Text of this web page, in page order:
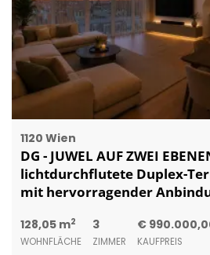
1120 Wien
DG - JUWEL AUF ZWEI
lichtdurchflutete Duplex-
mit hervorragender
128,05 m2
WOHNFLÄCHE
3
ZIMMER
€
KAUFPREIS